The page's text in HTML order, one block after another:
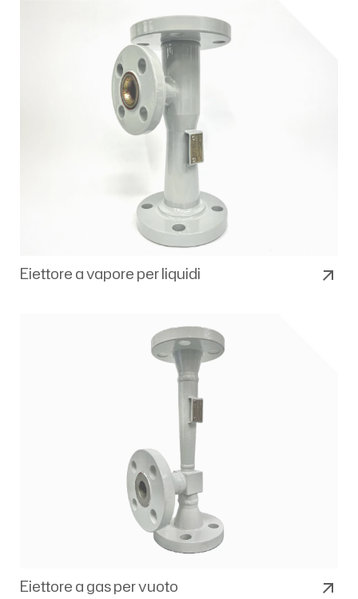
Eiettore a vapore per liquidi arrow_outward
Eiettore a gas per vuoto arrow_outward